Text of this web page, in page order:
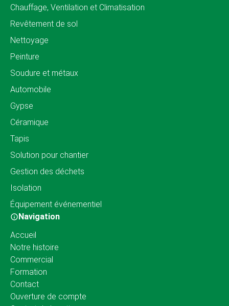
Chauffage, Ventilation et Climatisation
Revêtement de sol
Nettoyage
Peinture
Soudure et métaux
Automobile
Gypse
Céramique
Tapis
Solution pour chantier
Gestion des déchets
Isolation
Équipement événementiel
Navigation
Accueil
Notre histoire
Commercial
Formation
Contact
Ouverture de compte